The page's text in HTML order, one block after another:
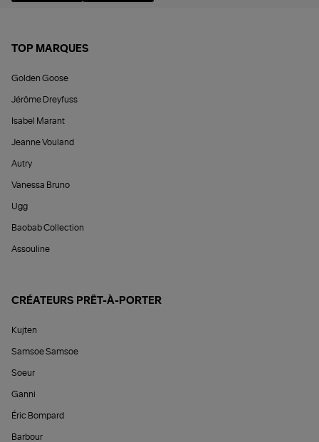
TOP MARQUES
Golden Goose
Jérôme Dreyfuss
Isabel Marant
Jeanne Vouland
Autry
Vanessa Bruno
Ugg
Baobab Collection
Assouline
CRÉATEURS PRÊT-À-PORTER
Kujten
Samsoe Samsoe
Soeur
Ganni
Éric Bompard
Barbour